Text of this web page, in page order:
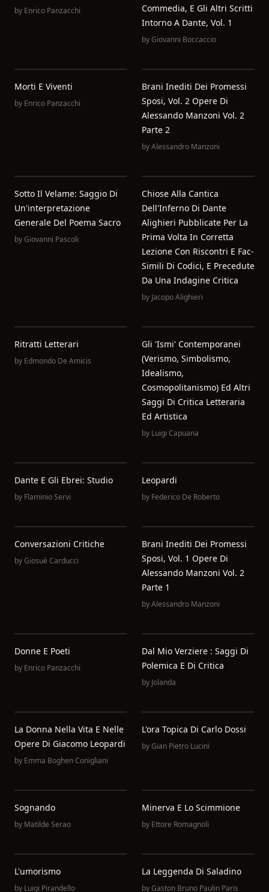
by Enrico Panzacchi
Commedia, E Gli Altri Scritti
Intorno A Dante, Vol. 1
byGiovanni Boccaccio
Morti E Viventi
by Enrico Panzacchi
Brani Inediti Dei Promessi
Sposi, Vol. 2 Opere Di
Alessando Manzoni Vol. 2
Parte 2
byAlessandro Manzoni
Sotto Il Velame: Saggio Di
Un'interpretazione
Generale Del Poema Sacro
byGiovanni Pascoli
Chiose Alla Cantica
Dell'Inferno Di Dante
Alighieri Pubblicate Per La
Prima Volta In Corretta
Lezione Con Riscontri E Fac-
Simili Di Codici, E Precedute
Da Una Indagine Critica
by Jacopo Alighieri
Ritratti Letterari
by Edmondo De Amicis
Gli 'ismi' Contemporanei
(Verismo, Simbolismo,
Idealismo,
Cosmopolitanismo) Ed Altri
Saggi Di Critica Letteraria
Ed Artistica
by Luigi Capuana
Dante E Gli Ebrei: Studio
by Flaminio Servi
Leopardi
by Federico De Roberto
Conversazioni Critiche
byGiosuè Carducci
Brani Inediti Dei Promessi
Sposi, Vol. 1 Opere Di
Alessando Manzoni Vol. 2
Parte 1
byAlessandro Manzoni
Donne E Poeti
by Enrico Panzacchi
Dal Mio Verziere : Saggi Di
Polemica E Di Critica
by Jolanda
La Donna Nella Vita E Nelle
Opere Di Giacomo Leopardi
by Emma Boghen Conigliani
L'ora Topica Di Carlo Dossi
byGian Pietro Lucini
Sognando
by Matilde Serao
Minerva E Lo Scimmione
by Ettore Romagnoli
L'umorismo
by Luigi Pirandello
La Leggenda Di Saladino
byGaston Bruno Paulin Paris